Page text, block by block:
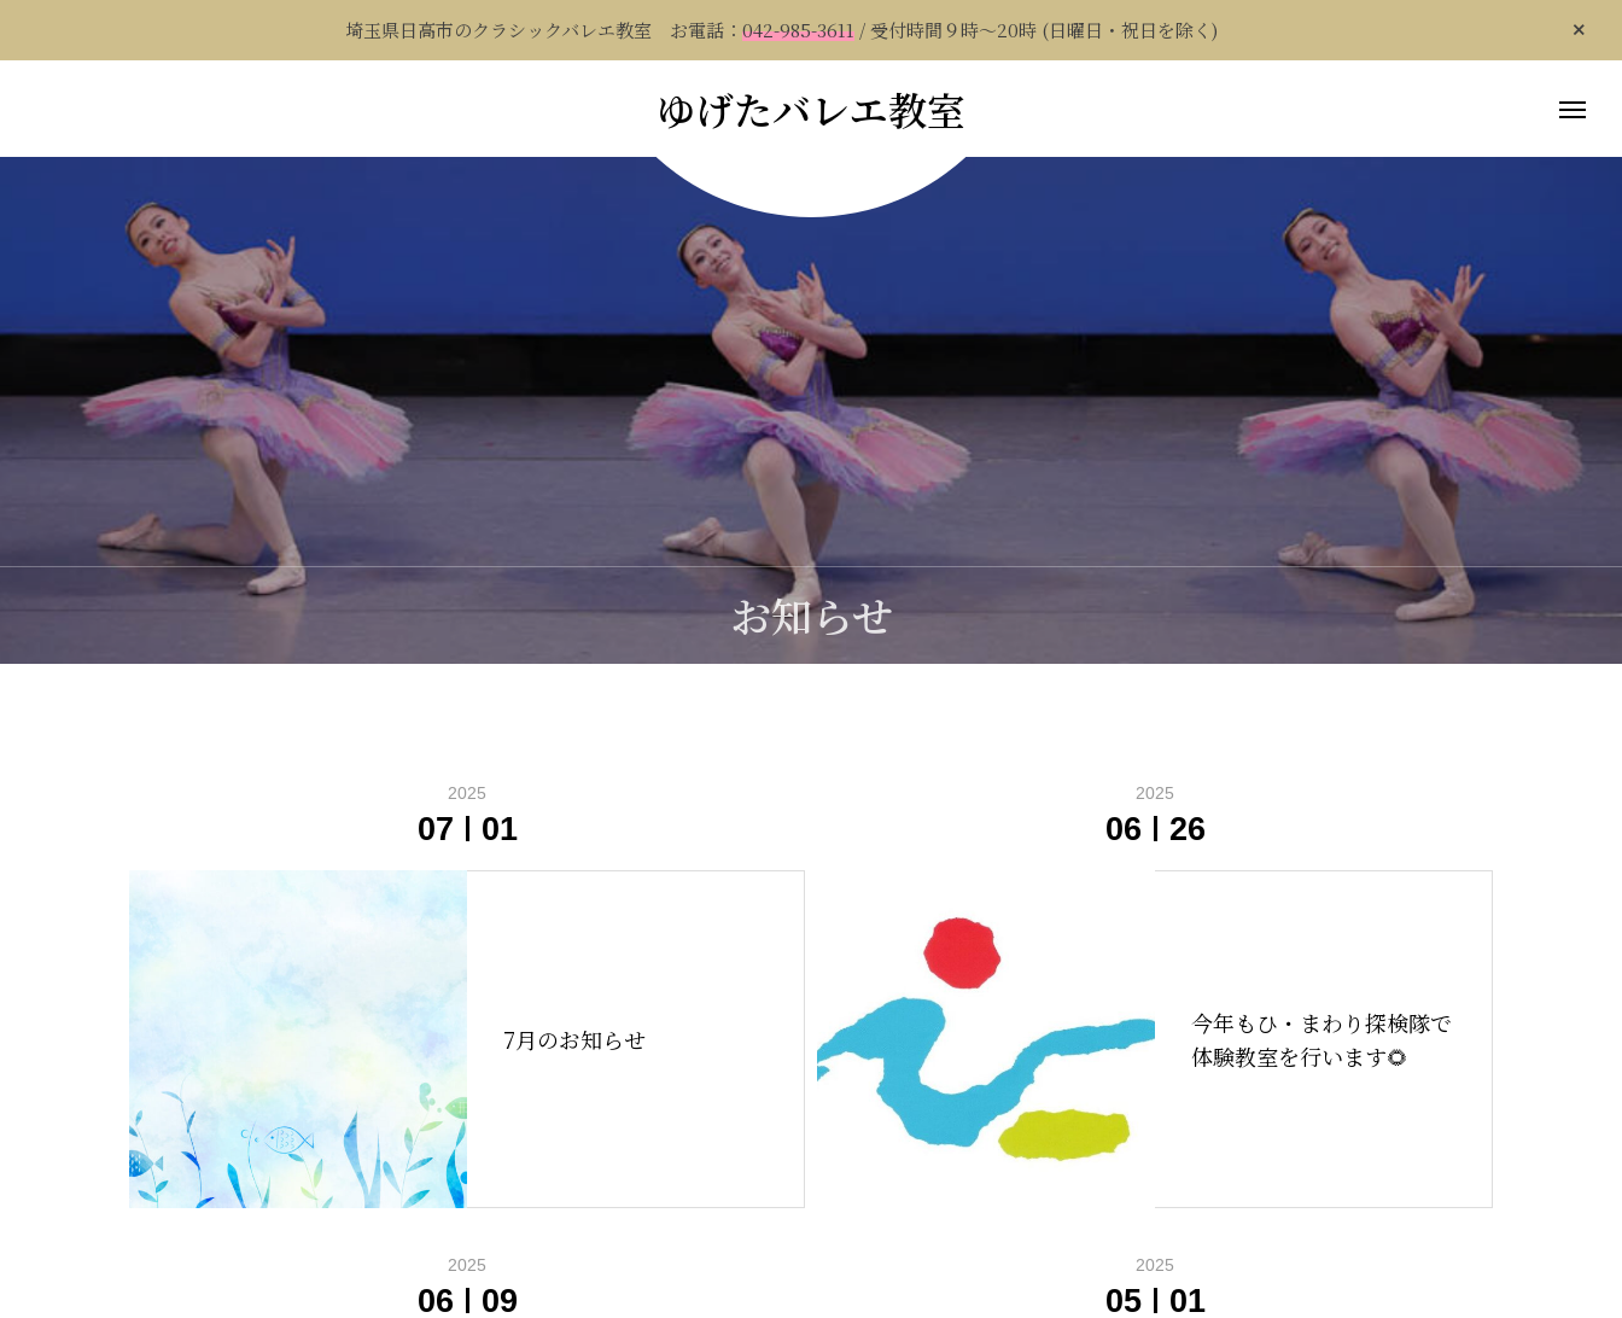
埼玉県日高市のクラシックバレエ教室 お電話： 042-985-3611/ 受付時間９時～20時 (日曜日・祝日を除く)
ゆげたバレエ教室
お知らせ
2025
07 01
7月のお知らせ
2025
06 26
今年もひ・まわり探検隊で
体験教室を行います🌻
2025
06 09
2025
05 01